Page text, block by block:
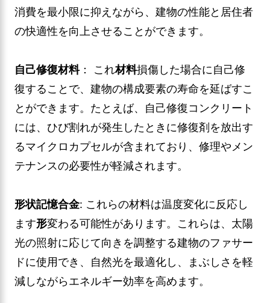
消費を最小限に抑えながら、建物の性能と居住者
の快適性を向上させることができます。
自己修復材料： これ材料損傷した場合に自己修
復することで、建物の構成要素の寿命を延ばすこ
とができます。たとえば、自己修復コンクリート
には、ひび割れが発生したときに修復剤を放出す
るマイクロカプセルが含まれており、修理やメン
テナンスの必要性が軽減されます。
形状記憶合金: これらの材料は温度変化に反応し
ます形変わる可能性があります。これらは、太陽
光の照射に応じて向きを調整する建物のファサー
ドに使用でき、自然光を最適化し、まぶしさを軽
減しながらエネルギー効率を高めます。